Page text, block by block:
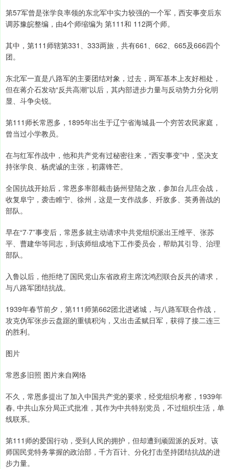
第57军曾是张学良率领的东北军中实力较强的一个军，西安事变后东
调苏豫皖整编，由4个师缩编为 第111和 112两个师。
其中，第111师辖第331、333两旅，共有661、662、665及666四个
团。
东北军一直是八路军的主要团结对象，过去，两军基本上友好相处，
但在蒋介石发动“反共高潮”以后，其内部进步力量与反动势力分化明
显、斗争尖锐。
第111师长常恩多，1895年出生于辽宁省海城县一个穷苦农民家庭，
曾当过小学教员。
在与红军作战中，他和共产党有过秘密往来，“西安事变”中，坚决支
持张学良、杨虎诚的主张，初露锋芒。
全国抗战开始后，常恩多率部截击扬州登陆之敌，参加台儿庄会战，
收复阜宁，袭击睢宁、徐州，这是一支作战多、歼敌多、英勇善战的
部队。
早在“7·7”事变后，常恩多就主动请求中共党组织派出王维平、张苏
平、曹建华等同志，到该师组成地下工作委员会，帮助其引导、治理
部队。
入鲁以后，他拒绝了国民党山东省政府主席沈鸿烈联合反共的请求，
与八路军团结抗战。
1939年春节前夕，第111师第662团北进诸城，与八路军联合作战，
攻克伪军张步云盘踞的重镇积沟，又出击孟赋日军，获得了接二连三
的胜利。
图片
常恩多旧照 图片来自网络
不久，常恩多提出了加入中国共产党的要求，经党组织考察，1939年
春, 中共山东分局正式批准，其作为中共特别党员，不过组织生活，单
线联系。
第111师的爱国行动，受到人民的拥护，但却遭到顽固派的反对。该
师国民党特务掌握的政治部，千方百计、分化打击坚持团结抗战的进
步力量。